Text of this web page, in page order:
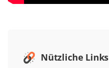
Nützliche Links